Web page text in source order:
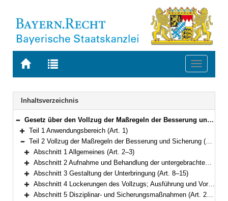
Zur
BAYERN.RECHT
Zur
letzten
Suche
Toggle
Navigation
Inhaltsverzeichnis
Bereich reduzieren
Gesetz über den Vollzug der Maßregeln der Besserung und Sicherung sowie der einstweiligen Unterbringung (Bayerisches Maßregelvollzugsgesetz – BayMRVG) Vom 17. Juli 2015 (GVBl S. 222) BayRS 312-3-A (Art. 1–55)
Bereich erweitern
Teil 1 Anwendungsbereich (Art. 1)
Bereich reduzieren
Teil 2 Vollzug der Maßregeln der Besserung und Sicherung (Art. 2–36)
Bereich erweitern
Abschnitt 1 Allgemeines (Art. 2–3)
Bereich erweitern
Abschnitt 2 Aufnahme und Behandlung der untergebrachten Person (Art. 4–7)
Bereich erweitern
Abschnitt 3 Gestaltung der Unterbringung (Art. 8–15)
Bereich erweitern
Abschnitt 4 Lockerungen des Vollzugs; Ausführung und Vorführung (Art. 16–21)
Abschnitt 5 Disziplinar- und Sicherungsmaßnahmen (Art. 22–28)